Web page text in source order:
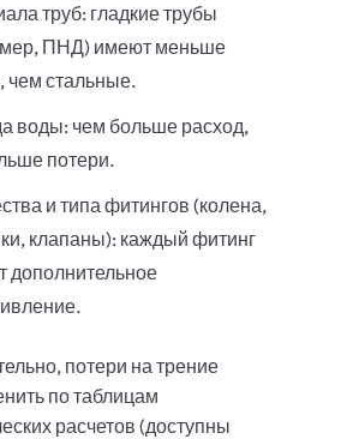
труб: гладкие трубы
ПНД) имеют меньше
чем стальные.
воды: чем больше расход,
потери.
и типа фитингов (колена,
клапаны): каждый фитинг
дополнительное
потери на трение
по таблицам
расчетов (доступны